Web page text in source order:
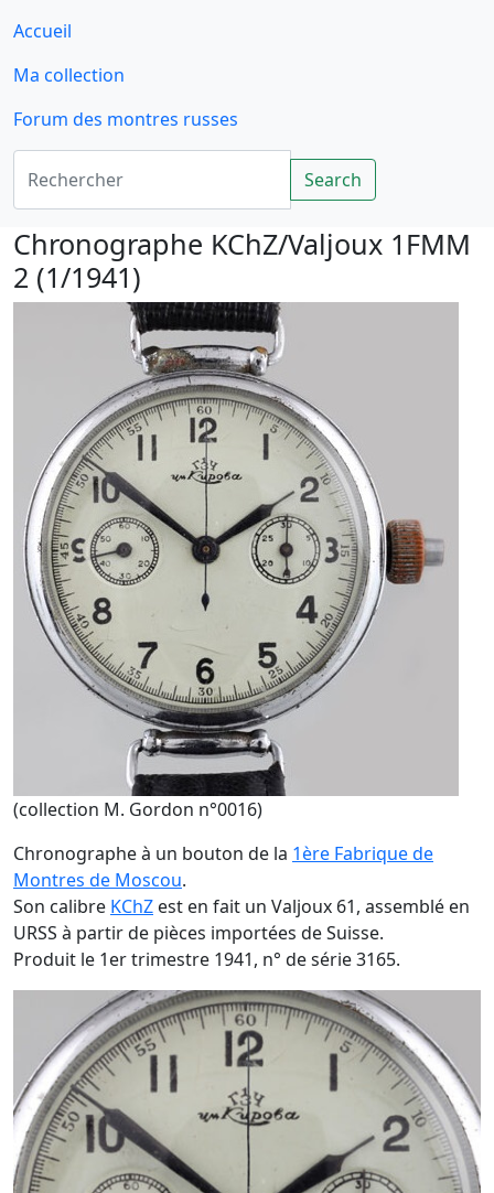
Accueil
Ma collection
Forum des montres russes
Rechercher
Search
Chronographe KChZ/Valjoux 1FMM
2 (1/1941)
(collection M. Gordon n°0016)
Chronographe à un bouton de la 1ère Fabrique de
Montres de Moscou.
Son calibre KChZ est en fait un Valjoux 61, assemblé en
URSS à partir de pièces importées de Suisse.
Produit le 1er trimestre 1941, n° de série 3165.